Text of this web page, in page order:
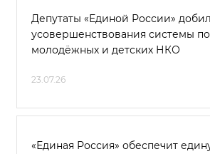
Депутаты «Единой России»
усовершенствования системы
молодёжных и детских НКО
23.07.26
«Единая Россия» обеспечит